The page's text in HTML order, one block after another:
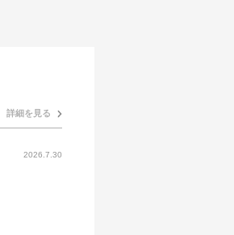
詳細を見る
2026.7.30